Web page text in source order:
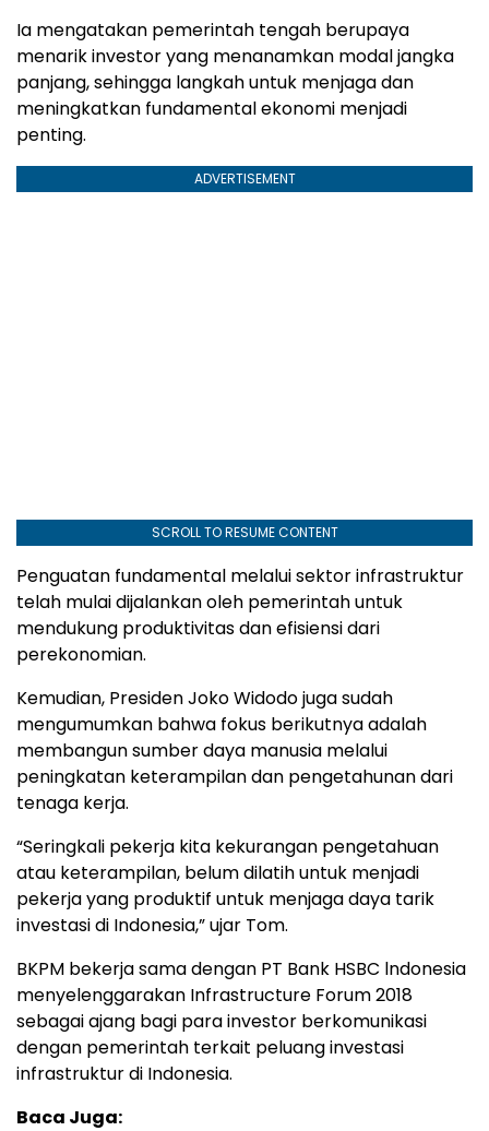
Ia mengatakan pemerintah tengah berupaya
menarik investor yang menanamkan modal jangka
panjang, sehingga langkah untuk menjaga dan
meningkatkan fundamental ekonomi menjadi
penting.
ADVERTISEMENT
SCROLL TO RESUME CONTENT
Penguatan fundamental melalui sektor infrastruktur
telah mulai dijalankan oleh pemerintah untuk
mendukung produktivitas dan efisiensi dari
perekonomian.
Kemudian, Presiden Joko Widodo juga sudah
mengumumkan bahwa fokus berikutnya adalah
membangun sumber daya manusia melalui
peningkatan keterampilan dan pengetahunan dari
tenaga kerja.
“Seringkali pekerja kita kekurangan pengetahuan
atau keterampilan, belum dilatih untuk menjadi
pekerja yang produktif untuk menjaga daya tarik
investasi di Indonesia,” ujar Tom.
BKPM bekerja sama dengan PT Bank HSBC lndonesia
menyelenggarakan Infrastructure Forum 2018
sebagai ajang bagi para investor berkomunikasi
dengan pemerintah terkait peluang investasi
infrastruktur di Indonesia.
Baca Juga: